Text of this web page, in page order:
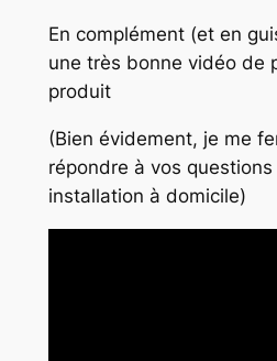
En complément (et en
une très bonne vidéo de
produit
(Bien évidement, je me
répondre à vos
installation à domicile)